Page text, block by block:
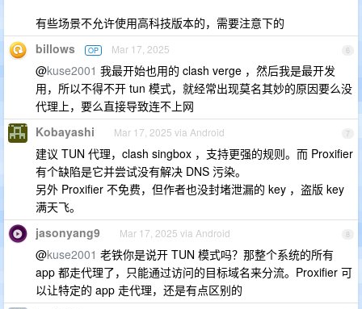
有些场景不允许使用高科技版本的，需要注意下的
6
billows OP Mar 17, 2025
@kuse2001 我最开始也用的 clash verge ，然后我是最开发
用，所以不得不开 tun 模式，就经常出现莫名其妙的原因要么没
代理上，要么直接导致连不上网
7
Kobayashi Mar 17, 2025 via Android
建议 TUN 代理，clash singbox ，支持更强的规则。而 Proxifier
有个缺陷是它并尝试没有解决 DNS 污染。
另外 Proxifier 不免费，但作者也没封堵泄漏的 key ，盗版 key
满天飞。
8
jasonyang9 Mar 17, 2025 via Android
@kuse2001 老铁你是说开 TUN 模式吗？那整个系统的所有
app 都走代理了，只能通过访问的目标域名来分流。Proxifier 可
以让特定的 app 走代理，还是有点区别的